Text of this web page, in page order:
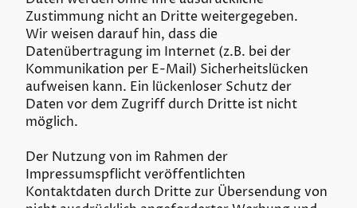
Zustimmung nicht an Dritte weitergegeben.
Wir weisen darauf hin, dass die
Datenübertragung im Internet (z.B. bei der
Kommunikation per E-Mail) Sicherheitslücken
aufweisen kann. Ein lückenloser Schutz der
Daten vor dem Zugriff durch Dritte ist nicht
möglich.
Der Nutzung von im Rahmen der
Impressumspflicht veröffentlichten
Kontaktdaten durch Dritte zur Übersendung von